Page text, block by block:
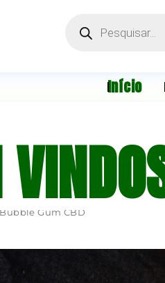
Início
Bubble Gum CBD